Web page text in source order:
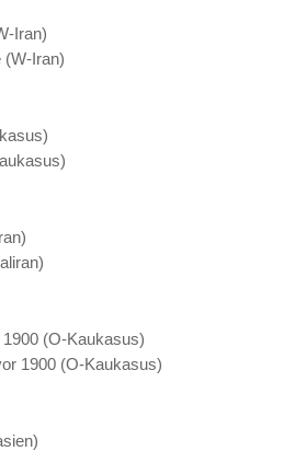
Iran)
(O-Kaukasus)